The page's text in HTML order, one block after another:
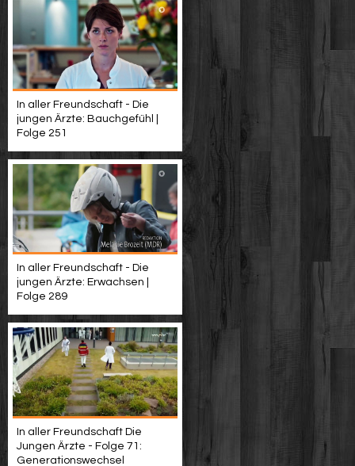
In aller Freundschaft - Die
jungen Ärzte: Bauchgefühl |
Folge 251
In aller Freundschaft - Die
jungen Ärzte: Erwachsen |
Folge 289
In aller Freundschaft Die
Jungen Ärzte - Folge 71:
Generationswechsel